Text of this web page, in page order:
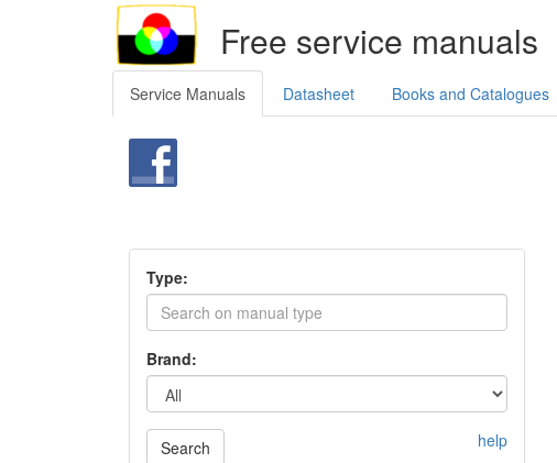
Free service manuals
Service Manuals Datasheet Books and Catalogues
Type:
Brand:
Search help